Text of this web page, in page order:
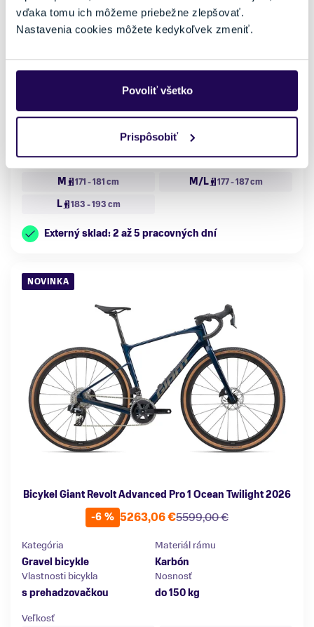
vďaka tomu ich môžeme priebežne zlepšovať.
Nastavenia cookies môžete kedykoľvek zmeniť.
Povoliť všetko
Prispôsobiť
-6 %
3699,00 €
3477,06 €
Cestné bicykle
Materiál rámu
Karbón
Vlastnosti bicykla
Nosnosť
do 150 kg
Veľkosť
M
171 - 181 cm M/L 177 - 187 cm
L 183 - 193 cm
Externý sklad: 2 až 5 pracovných dní
NOVINKA
Bicykel Giant Revolt Advanced Pro 1 Ocean Twilight 2026
-6 %
5599,00 €
5263,06 €
Kategória
Gravel bicykle
Materiál rámu
Karbón
Vlastnosti bicykla
s prehadzovačkou
Nosnosť
do 150 kg
Veľkosť